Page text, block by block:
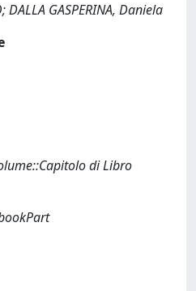
DALLA GASPERINA, Daniela
di Libro